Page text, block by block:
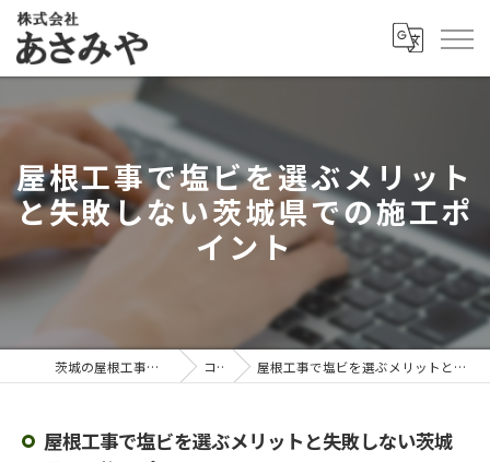
屋根工事で塩ビを選ぶメリット
と失敗しない茨城県での施工ポ
イント
茨城の屋根工事なら株式会社あさみや コラム 屋根工事で塩ビを選ぶメリットと失敗しない茨城県での施工ポイント
屋根工事で塩ビを選ぶメリットと失敗しない茨城